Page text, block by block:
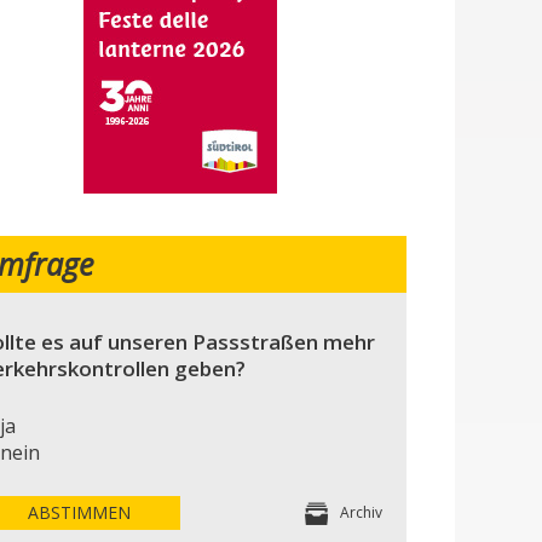
es auf unseren Passstraßen mehr
geben?
ja
nein
ABSTIMMEN Archiv